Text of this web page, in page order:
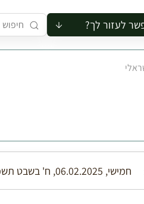
לעזור לך?
לקבוצה
בצריף
חמישי, 06.02.2025, ח' בשבט תשפ"ה